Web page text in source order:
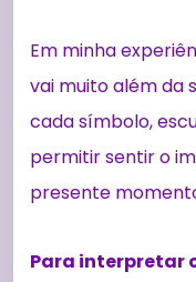
Em minha
vai muito além da
cada símbolo,
permitir sentir o
presente
Para interpretar